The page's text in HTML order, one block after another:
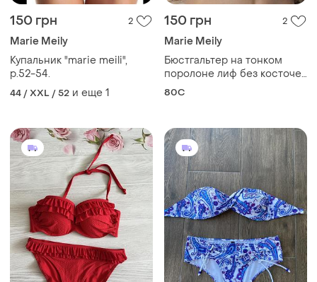
150 грн 2
Marie Meily
Купальник "marie meili",
р.52-54.
44 / XXL / 52 и еще 1
150 грн 2
Marie Meily
Бюстгальтер на тонком
поролоне лиф без косточек
р.80c
80C